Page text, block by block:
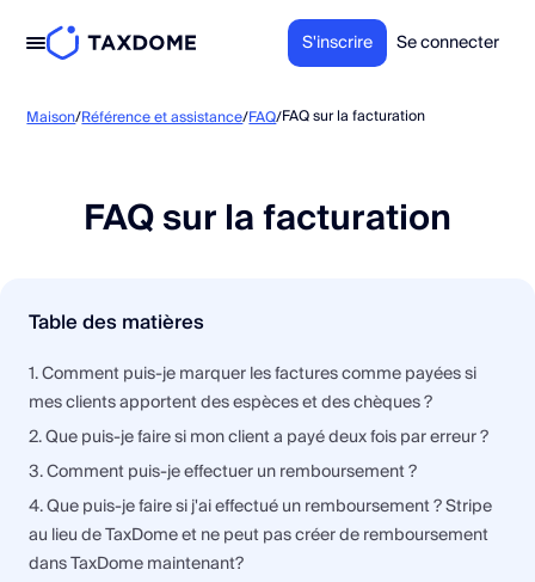
S'inscrire Se connecter
Maison/Référence et assistance/FAQ/FAQ sur la facturation
FAQ sur la facturation
Table des matières
1. Comment puis-je marquer les factures comme payées si
mes clients apportent des espèces et des chèques ?
2. Que puis-je faire si mon client a payé deux fois par erreur ?
3. Comment puis-je effectuer un remboursement ?
4. Que puis-je faire si j'ai effectué un remboursement ? Stripe
au lieu de TaxDome et ne peut pas créer de remboursement
dans TaxDome maintenant?